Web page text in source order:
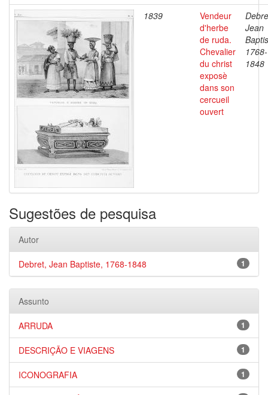
1839
Vendeur
d'herbe
de ruda.
Chevalier
du christ
exposè
dans son
cercueil
ouvert
Jean
1768-
1848
Sugestões de pesquisa
Autor
1
Debret, Jean Baptiste, 1768-1848
Assunto
1
ARRUDA
1
DESCRIÇÃO E VIAGENS
1
ICONOGRAFIA